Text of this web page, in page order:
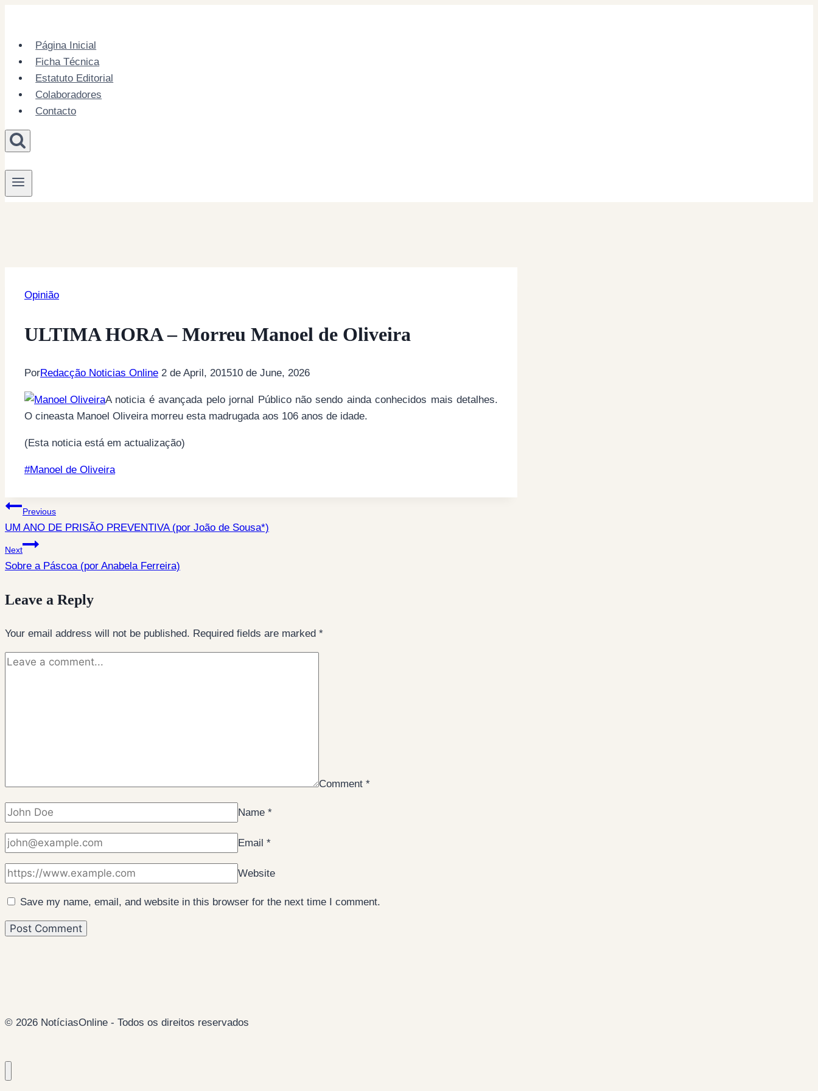
contentPágina Inicial
Ficha Técnica
Estatuto Editorial
Colaboradores
Contacto
Opinião
ULTIMA HORA – Morreu Manoel de Oliveira
PorRedacção Noticias Online 2 de April, 201510 de June, 2026
A noticia é avançada pelo jornal Público não sendo ainda conhecidos mais detalhes.
O cineasta Manoel Oliveira morreu esta madrugada aos 106 anos de idade.
(Esta noticia está em actualização)
Post
#Manoel de Oliveira
Post
navigation
Previous
UM ANO DE PRISÃO PREVENTIVA (por João de Sousa*)
Next
Sobre a Páscoa (por Anabela Ferreira)
Leave a Reply
Your email address will not be published. Required fields are marked *
Comment *
Name *
Email *
Website
Save my name, email, and website in this browser for the next time I comment.
© 2026 NotíciasOnline - Todos os direitos reservados